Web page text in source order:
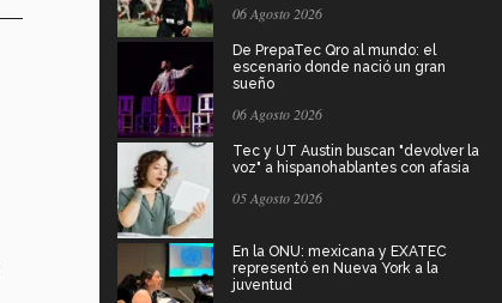
06 Agosto 2026
De PrepaTec Qro al mundo: el
escenario donde nació un gran
sueño
06 Agosto 2026
Tec y UT Austin buscan "devolver la
voz" a hispanohablantes con afasia
05 Agosto 2026
En la ONU: mexicana y EXATEC
representó en Nueva York a la
juventud